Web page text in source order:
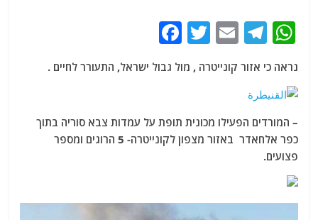
W
at
s
A
p
p
T
e
ra
m
E
ai
T
w
itt
a
c
b
o
נראה כי אזור קונייטרה , מול גבול ישראל, התעורר לחיים .
– המורדים הפעילו מכונית תופת על עמדות צבא סוריה בתוך
כפר אלחאדר באזור מצפון לקונייטרה- 5 הרוגים ומספר
פצועים.